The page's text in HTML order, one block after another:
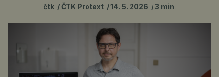
čtk ČTK Protext 14. 5. 2026 3 min.